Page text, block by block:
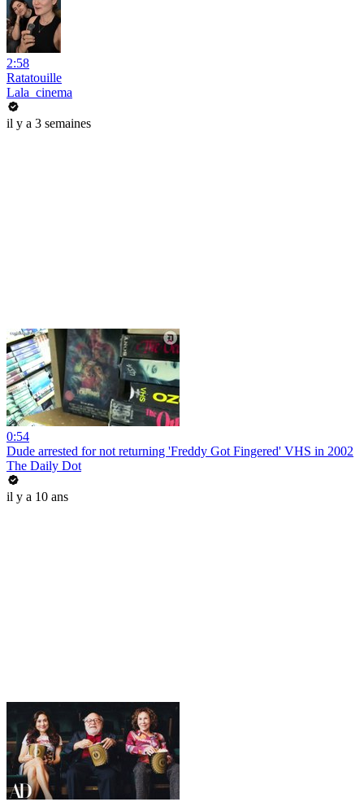
2:58
Ratatouille
Lala_cinema
il y a 3 semaines
0:54
Dude arrested for not returning 'Freddy Got Fingered' VHS in 2002
The Daily Dot
il y a 10 ans